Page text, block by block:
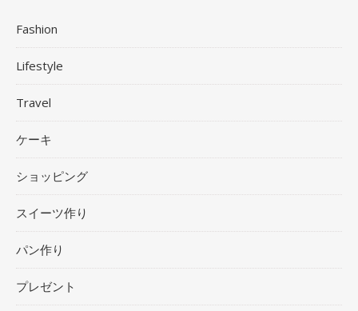
Fashion
Lifestyle
Travel
ケーキ
ショッピング
スイーツ作り
パン作り
プレゼント